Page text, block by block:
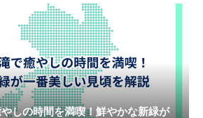
しの時間を満喫！鮮やかな新緑が